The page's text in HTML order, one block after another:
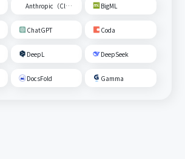
Anthropic（Claude） BigML
ChatGPT Coda
DeepL DeepSeek
DocsFold Gamma